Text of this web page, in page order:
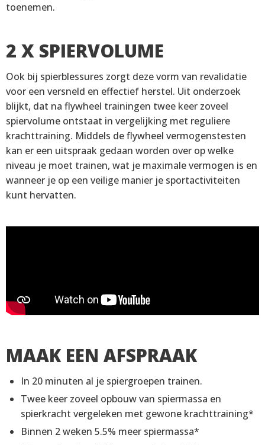
toenemen.
2 X SPIERVOLUME
Ook bij spierblessures zorgt deze vorm van revalidatie
voor een versneld en effectief herstel. Uit onderzoek
blijkt, dat na flywheel trainingen twee keer zoveel
spiervolume ontstaat in vergelijking met reguliere
krachttraining. Middels de flywheel vermogenstesten
kan er een uitspraak gedaan worden over op welke
niveau je moet trainen, wat je maximale vermogen is en
wanneer je op een veilige manier je sportactiviteiten
kunt hervatten.
MAAK EEN AFSPRAAK
In 20 minuten al je spiergroepen trainen.
Twee keer zoveel opbouw van spiermassa en
spierkracht vergeleken met gewone krachttraining*
Binnen 2 weken 5.5% meer spiermassa*